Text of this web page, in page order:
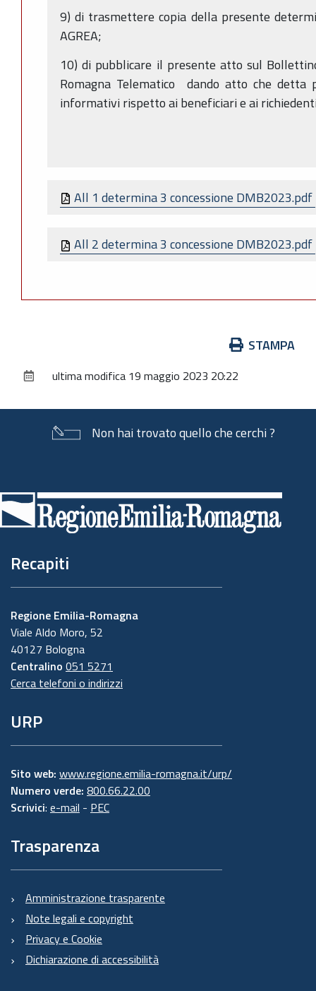
9) di trasmettere copia della presente
AGREA;
10) di pubblicare il presente atto sul
Romagna Telematico dando atto che detta
informativi rispetto ai beneficiari e ai
All 1 determina 3 concessione DMB2023.pdf
All 2 determina 3 concessione DMB2023.pdf
documento
STAMPA
ultima modifica 19 maggio 2023 20:22
Non hai trovato quello che cerchi ?
di
pagina
Recapiti
Regione Emilia-Romagna
Viale Aldo Moro, 52
40127 Bologna
Centralino 051 5271
Cerca telefoni o indirizzi
URP
Sito web: www.regione.emilia-romagna.it/urp/
Numero verde: 800.66.22.00
Scrivici: e-mail - PEC
Trasparenza
Amministrazione trasparente
Note legali e copyright
Privacy e Cookie
Dichiarazione di accessibilità